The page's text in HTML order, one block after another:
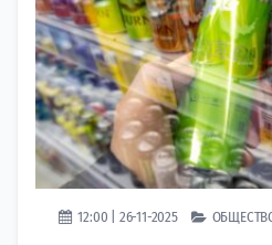
12:00 | 26-11-2025